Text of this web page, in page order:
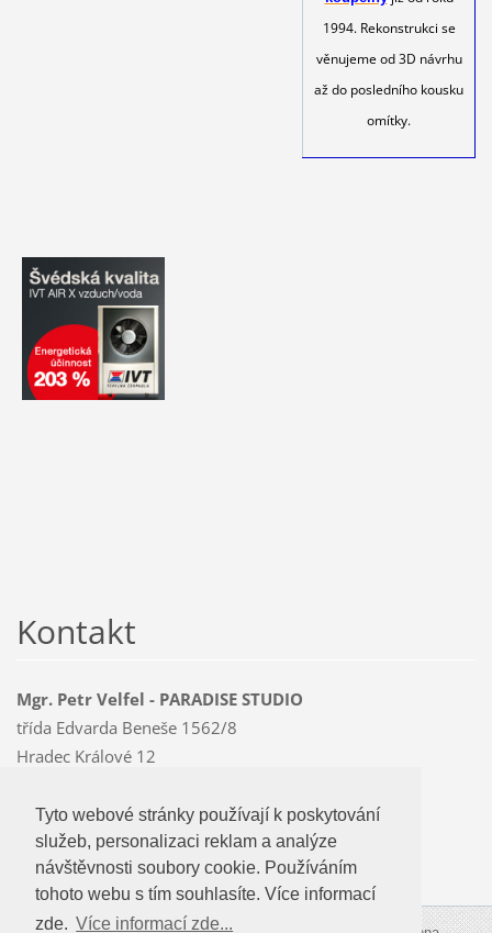
Tyto webové stránky používají k poskytování
služeb, personalizaci reklam a analýze
návštevnosti soubory cookie. Používáním
tohoto webu s tím souhlasíte.
Více informací zde...
Tyto webové stránky používají k poskytování
služeb, personalizaci reklam a analýze
návštěvnosti soubory cookie. Používáním
tohoto webu s tím souhlasíte. Více informací
zde. Více informací zde...
1994. Rekonstrukci se
věnujeme od 3D návrhu
až do posledního kousku
omítky.
Kontakt
Mgr. Petr Velfel - PARADISE STUDIO
třída Edvarda Beneše 1562/8
Hradec Králové 12
Mobil: 603 478 763
paradise@czMEDIA.eu